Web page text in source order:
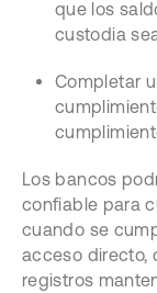
que los
custodia
Completar
Los bancos
confiable para
cuando se
acceso directo,
registros